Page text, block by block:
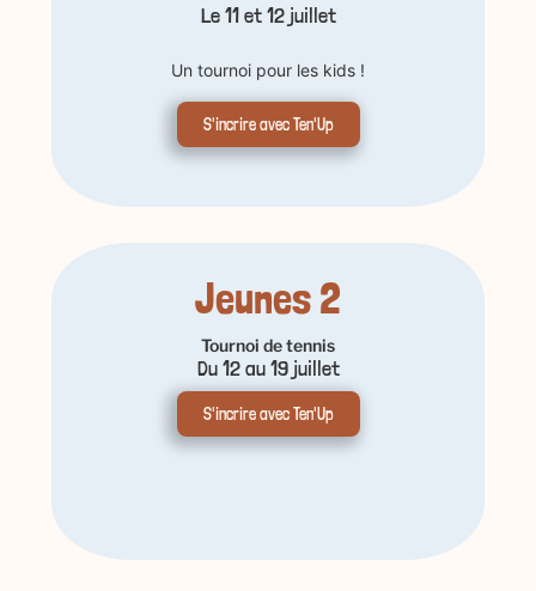
Le 11 et 12 juillet
Un tournoi pour les kids !
S'incrire avec Ten'Up
Jeunes 2
Tournoi de tennis
Du 12 au 19 juillet
S'incrire avec Ten'Up